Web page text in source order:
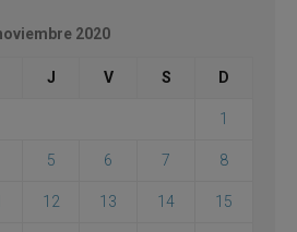
2020
J V S D
1
5 6 7 8
12 13 14 15